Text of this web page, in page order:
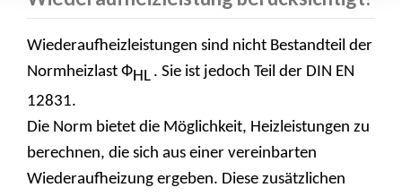
Wiederaufheizleistungen sind nicht Bestandteil der
Normheizlast ФHL . Sie ist jedoch Teil der DIN EN
12831.
Die Norm bietet die Möglichkeit, Heizleistungen zu
berechnen, die sich aus einer vereinbarten
Wiederaufheizung ergeben. Diese zusätzlichen